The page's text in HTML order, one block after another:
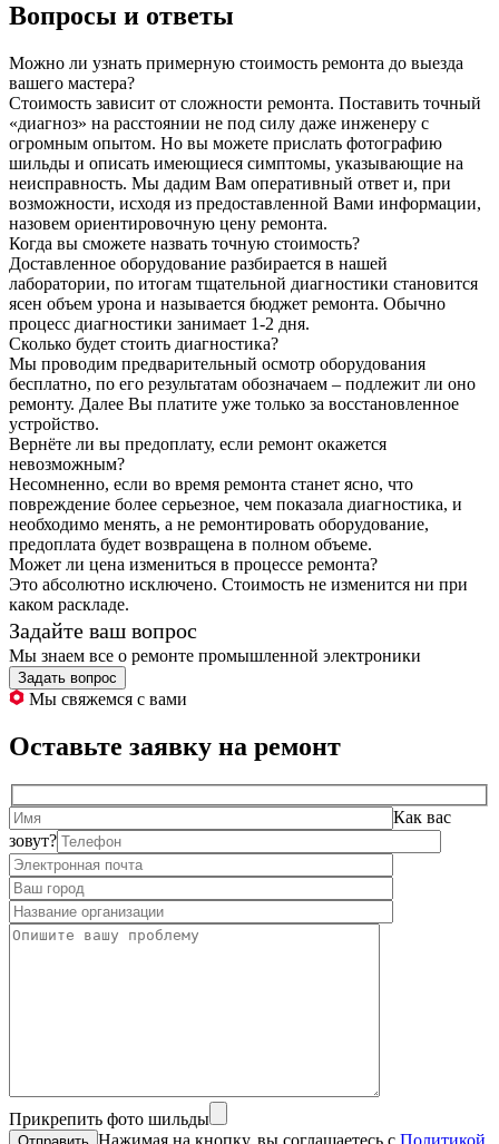
Вопросы и ответы
Можно ли узнать примерную стоимость ремонта до выезда
вашего мастера?
Стоимость зависит от сложности ремонта. Поставить точный
«диагноз» на расстоянии не под силу даже инженеру с
огромным опытом. Но вы можете прислать фотографию
шильды и описать имеющиеся симптомы, указывающие на
неисправность. Мы дадим Вам оперативный ответ и, при
возможности, исходя из предоставленной Вами информации,
назовем ориентировочную цену ремонта.
Когда вы сможете назвать точную стоимость?
Доставленное оборудование разбирается в нашей
лаборатории, по итогам тщательной диагностики становится
ясен объем урона и называется бюджет ремонта. Обычно
процесс диагностики занимает 1-2 дня.
Сколько будет стоить диагностика?
Мы проводим предварительный осмотр оборудования
бесплатно, по его результатам обозначаем – подлежит ли оно
ремонту. Далее Вы платите уже только за восстановленное
устройство.
Вернёте ли вы предоплату, если ремонт окажется
невозможным?
Несомненно, если во время ремонта станет ясно, что
повреждение более серьезное, чем показала диагностика, и
необходимо менять, а не ремонтировать оборудование,
предоплата будет возвращена в полном объеме.
Может ли цена измениться в процессе ремонта?
Это абсолютно исключено. Стоимость не изменится ни при
каком раскладе.
Задайте ваш вопрос
Мы знаем все о ремонте промышленной электроники
Задать вопрос
Мы свяжемся с вами
Оставьте заявку на ремонт
Как вас
зовут?
Прикрепить фото шильды
Нажимая на кнопку, вы соглашаетесь с Политикой